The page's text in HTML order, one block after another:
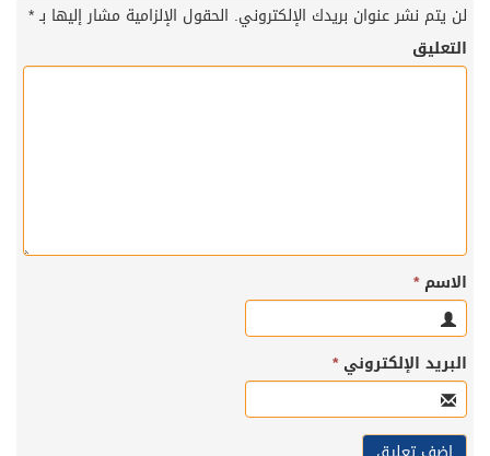
لن يتم نشر عنوان بريدك الإلكتروني. الحقول الإلزامية مشار إليها بـ*
التعليق
الاسم*
البريد الإلكتروني*